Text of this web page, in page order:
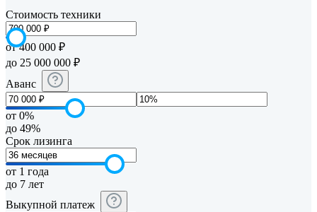
Стоимость техники
от 400 000 ₽
до 25 000 000 ₽
Аванс
от 0%
до 49%
Срок лизинга
от 1 года
до 7 лет
Выкупной платеж